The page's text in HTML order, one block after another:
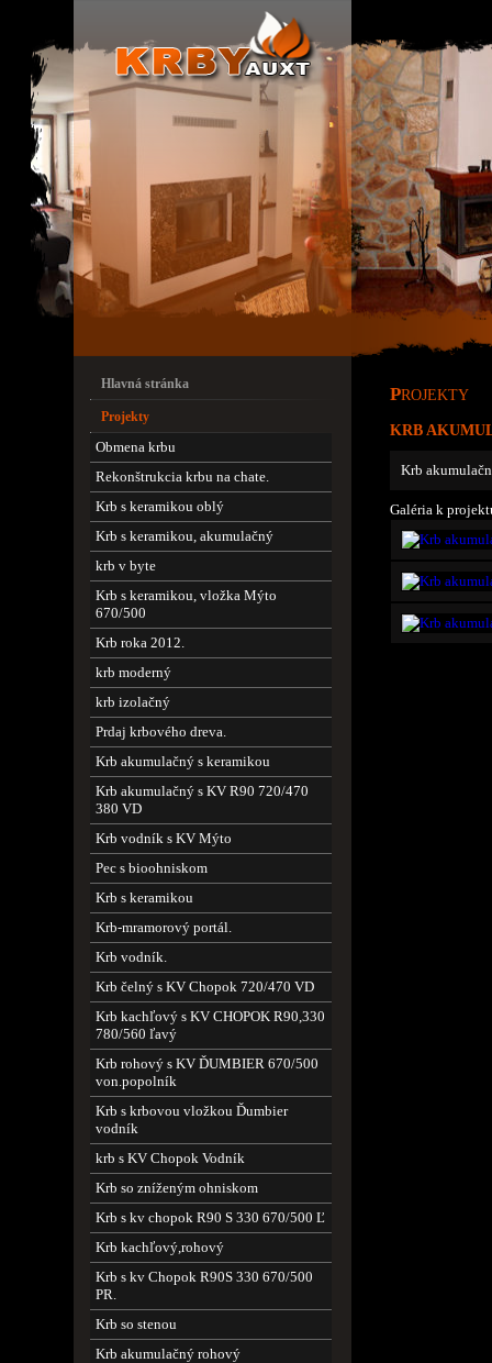
Hlavná stránka
Projekty
Obmena krbu
Rekonštrukcia krbu na chate.
Krb s keramikou oblý
Krb s keramikou, akumulačný
krb v byte
Krb s keramikou, vložka Mýto
670/500
Krb roka 2012.
krb moderný
krb izolačný
Prdaj krbového dreva.
Krb akumulačný s keramikou
Krb akumulačný s KV R90 720/470
380 VD
Krb vodník s KV Mýto
Pec s bioohniskom
Krb s keramikou
Krb-mramorový portál.
Krb vodník.
Krb čelný s KV Chopok 720/470 VD
Krb kachľový s KV CHOPOK R90,330
780/560 ľavý
Krb rohový s KV ĎUMBIER 670/500
von.popolník
Krb s krbovou vložkou Ďumbier
vodník
krb s KV Chopok Vodník
Krb so zníženým ohniskom
Krb s kv chopok R90 S 330 670/500 Ľ
Krb kachľový,rohový
Krb s kv Chopok R90S 330 670/500
PR.
Krb so stenou
Krb akumulačný rohový
PROJEKTY
KRB
Krb
Galéria k